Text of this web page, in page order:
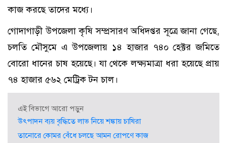
কাজ করছে তাদের মধ্যে।
গোদাগাড়ী উপজেলা কৃষি সম্প্রসারণ অধিদপ্তর সূত্রে জানা গেছে,
চলতি মৌসুমে এ উপজেলায় ১৪ হাজার ৭৪০ হেক্টর জমিতে
বোরো ধানের চাষ হয়েছে। যা থেকে লক্ষ্যমাত্রা ধরা হয়েছে প্রায়
৭৪ হাজার ৫৬২ মেট্রিক টন চাল।
এই বিভাগে আরো পড়ুন
উৎপাদন ব্যয় বৃদ্ধিতে লাভ নিয়ে শঙ্কায় চাষিরা
তানোরে কোমর বেঁধে চলছে আমন রোপণে কাজ